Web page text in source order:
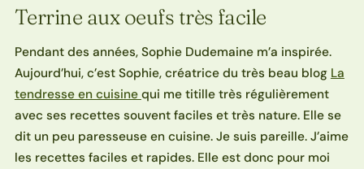
Terrine aux oeufs très facile
Pendant des années, Sophie Dudemaine m’a inspirée.
Aujourd’hui, c’est Sophie, créatrice du très beau blog La
tendresse en cuisine qui me titille très régulièrement
avec ses recettes souvent faciles et très nature. Elle se
dit un peu paresseuse en cuisine. Je suis pareille. J’aime
les recettes faciles et rapides. Elle est donc pour moi